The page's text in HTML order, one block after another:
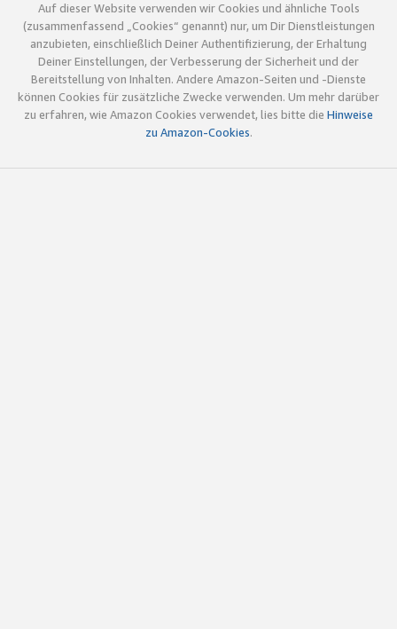
Auf dieser Website verwenden wir Cookies und ähnliche Tools
(zusammenfassend „Cookies“ genannt) nur, um Dir Dienstleistungen
anzubieten, einschließlich Deiner Authentifizierung, der Erhaltung
Deiner Einstellungen, der Verbesserung der Sicherheit und der
Bereitstellung von Inhalten. Andere Amazon-Seiten und -Dienste
können Cookies für zusätzliche Zwecke verwenden. Um mehr darüber
zu erfahren, wie Amazon Cookies verwendet, lies bitte die Hinweise
zu Amazon-Cookies.